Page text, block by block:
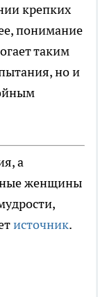
крепких
понимание
таким
но и
а
женщины
источник.